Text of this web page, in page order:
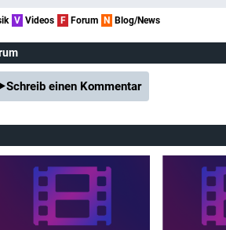
V Videos F Forum N Blog/News
Schreib einen Kommentar